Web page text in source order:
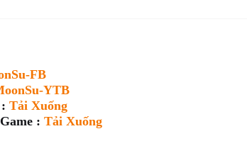
FB
YTB
Tải Xuống
: Tải Xuống